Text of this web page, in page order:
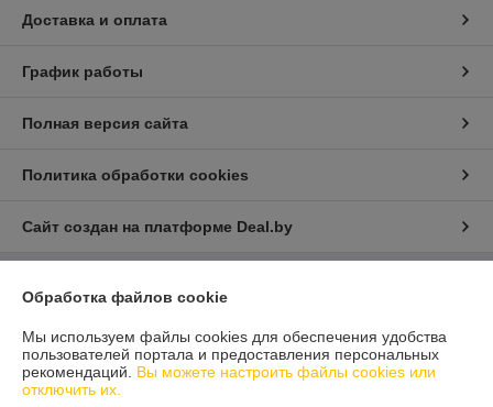
Доставка и оплата
График работы
Полная версия сайта
Политика обработки cookies
Сайт создан на платформе Deal.by
Информация для покупателя
Юридическое лицо:ООО "Айлер Трейд"
г. Минск, ул. Скрыганова 6/2-23, комн. 2120 1ый этаж
Регистрационный номер ЕГР: 192611529
Обработка файлов cookie
Мы используем файлы cookies для обеспечения удобства
пользователей портала и предоставления персональных
рекомендаций. Вы можете настроить файлы cookies или
отключить их.